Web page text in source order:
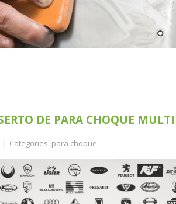
DE PARA CHOQUE
| Categories: para choque